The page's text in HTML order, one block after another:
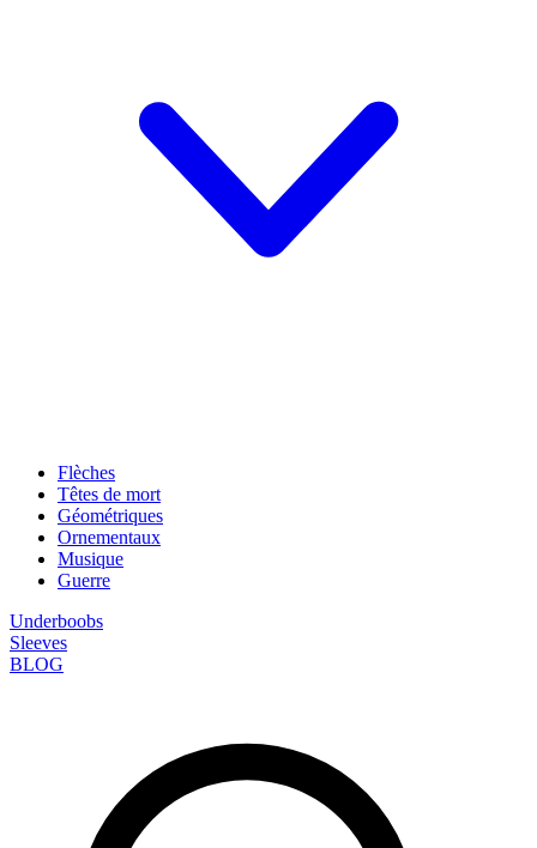
Flèches
Têtes de mort
Géométriques
Ornementaux
Musique
Guerre
Underboobs
Sleeves
BLOG